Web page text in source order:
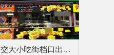
交大小吃街档口出…